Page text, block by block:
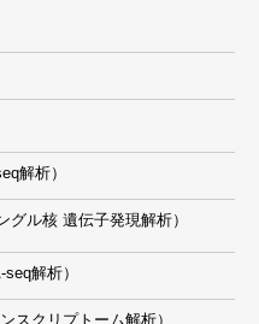
解析）
ル核 遺伝子発現解析）
解析）
スクリプトーム解析）